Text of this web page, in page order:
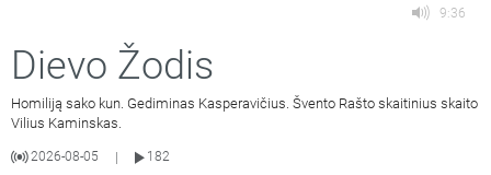
9:36
Dievo Žodis
Homiliją sako kun. Gediminas Kasperavičius. Švento Rašto skaitinius skaito
Vilius Kaminskas.
2026-08-05
182